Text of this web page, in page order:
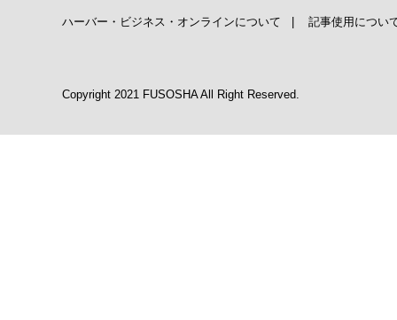
ハーバー・ビジネス・オンラインについて 記事使用につい
Copyright 2021 FUSOSHA All Right Reserved.